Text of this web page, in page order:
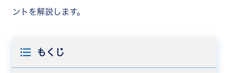
ントを解説します。
もくじ